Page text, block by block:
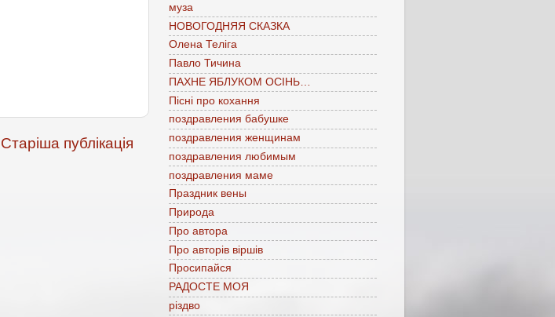
Старіша публікація
муза
НОВОГОДНЯЯ СКАЗКА
Олена Теліга
Павло Тичина
ПАХНЕ ЯБЛУКОМ ОСІНЬ…
Пісні про кохання
поздравления бабушке
поздравления женщинам
поздравления любимым
поздравления маме
Праздник вены
Природа
Про автора
Про авторів віршів
Просипайся
РАДОСТЕ МОЯ
різдво